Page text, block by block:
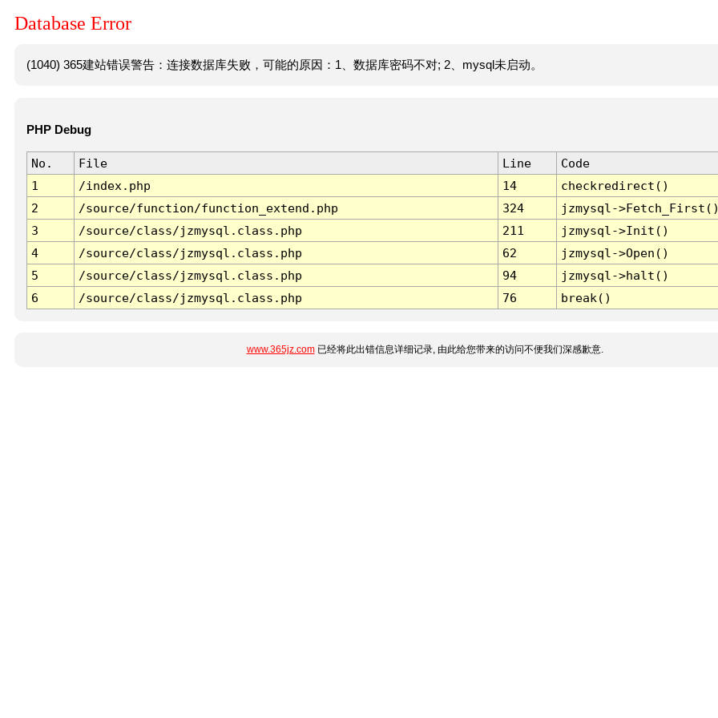
Database Error
(1040) 365建站错误警告：连接数据库失败，可能的原因：1、数据库密码不对; 2、mysql未启动。
PHP Debug
No. File Line
Code
1
/index.php 14
checkredirect()
2
/source/function/function_extend.php 324
jzmysql-
3
/source/class/jzmysql.class.php 211
jzmysql->Init()
4
/source/class/jzmysql.class.php 62
jzmysql->Open()
5
/source/class/jzmysql.class.php 94
jzmysql->halt()
6
/source/class/jzmysql.class.php 76 break()
www.365jz.com已经将此出错信息详细记录, 由此给您带来的访问不便我们深感歉意.